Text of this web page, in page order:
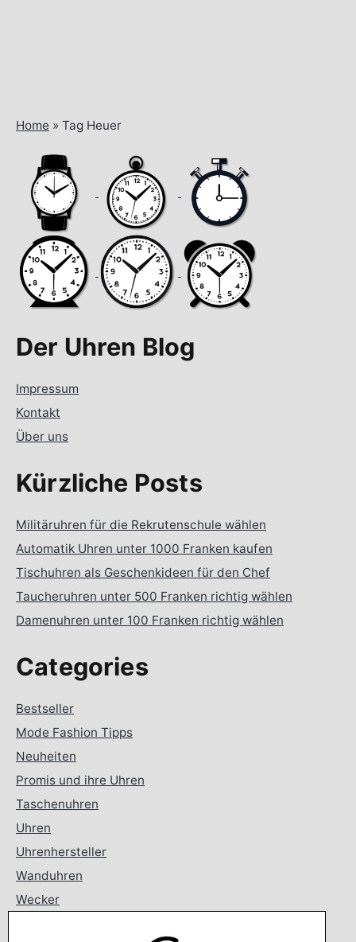
Home » Tag Heuer
Der Uhren Blog
Impressum
Kontakt
Über uns
Kürzliche Posts
Militäruhren für die Rekrutenschule wählen
Automatik Uhren unter 1000 Franken kaufen
Tischuhren als Geschenkideen für den Chef
Taucheruhren unter 500 Franken richtig wählen
Damenuhren unter 100 Franken richtig wählen
Categories
Bestseller
Mode Fashion Tipps
Neuheiten
Promis und ihre Uhren
Taschenuhren
Uhren
Uhrenhersteller
Wanduhren
Wecker